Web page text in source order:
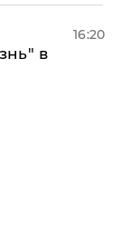
в
16:20